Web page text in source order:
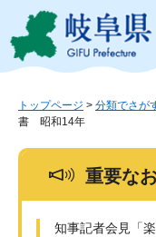
ジ
ュ
トップページ > 分類でさが
書 昭和14年
重要な
知事記者会見「